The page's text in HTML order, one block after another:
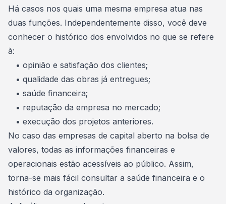
Há casos nos quais uma mesma empresa atua nas
duas funções. Independentemente disso, você deve
conhecer o histórico dos envolvidos no que se refere
à:
• opinião e satisfação dos clientes;
• qualidade das obras já entregues;
• saúde financeira;
• reputação da empresa no mercado;
• execução dos projetos anteriores.
No caso das empresas de capital aberto na bolsa de
valores, todas as informações financeiras e
operacionais estão acessíveis ao público. Assim,
torna-se mais fácil consultar a saúde financeira e o
histórico da organização.